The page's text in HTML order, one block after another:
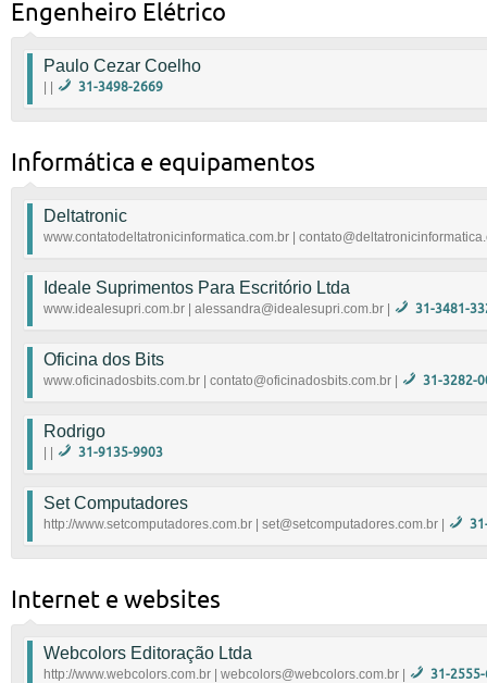
Engenheiro Elétrico
Paulo Cezar Coelho
31-3498-2669
9108-5729
Informática e equipamentos
Deltatronic
www.contatodeltatronicinformatica.com.br |
Loja Deltatronic oferece soluções de Rede,
Automação, Hardware, Periféricos e Acessórios de
www.contatodeltatronicinformatica.com.br
Ideale Suprimentos Para Escritório Ltda
www.idealesupri.com.br | alessandra@idealesupri.com.br | 31-3481-
Rua Fernando Lobo, 215 | Santa Efigênia Belo
www.idealesupri.com.br
Oficina dos Bits
www.oficinadosbits.com.br | contato@oficinadosbits.com.br | 31-3282-
Rodrigo
31-9135-9903
|
Set Computadores
http://www.setcomputadores.com.br | set@setcomputadores.com.br |
Set Serviços Técnicos em Informática Ltda
http://www.setcomputadores.com.br
Internet e websites
Webcolors Editoração Ltda
http://www.webcolors.com.br | webcolors@webcolors.com.br | 31-